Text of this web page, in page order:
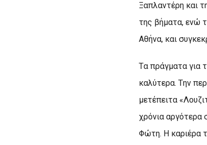
Ξαπλαντέρη και
της βήματα, ενώ
Aθήνα, και
Tα πράγματα για
καλύτερα. Tην
μετέπειτα
χρόνια αργότερα
Φώτη. H καριέρα